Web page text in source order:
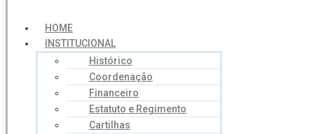
HOME
INSTITUCIONAL
Histórico
Coordenação
Financeiro
Estatuto e Regimento
Cartilhas